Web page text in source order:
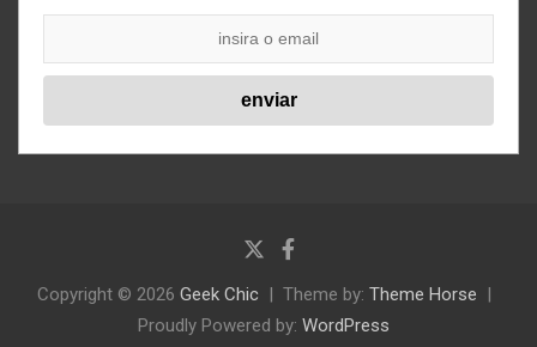
Copyright © 2026 Geek Chic Theme by: Theme Horse
Proudly Powered by: WordPress